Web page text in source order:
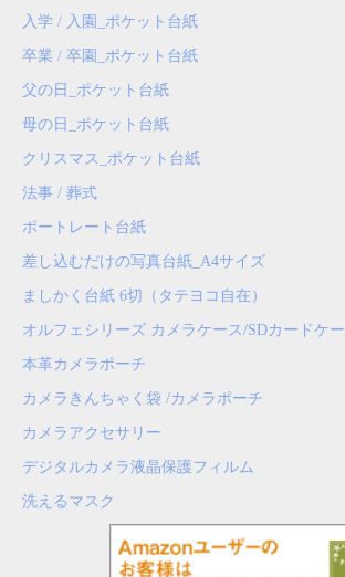
入学 / 入園_ポケット台紙
卒業 / 卒園_ポケット台紙
父の日_ポケット台紙
母の日_ポケット台紙
クリスマス_ポケット台紙
法事 / 葬式
ポートレート台紙
差し込むだけの写真台紙_A4サイズ
ましかく台紙 6切（タテヨコ自在）
オルフェシリーズ カメラケース/SDカードケ
本革カメラポーチ
カメラきんちゃく袋 /カメラポーチ
カメラアクセサリー
デジタルカメラ液晶保護フィルム
洗えるマスク